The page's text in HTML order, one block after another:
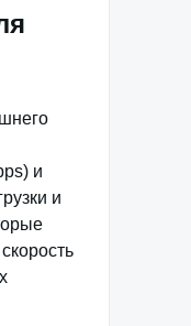
и
и